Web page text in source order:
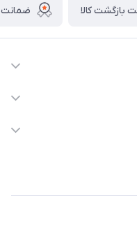
بازگشت کالا ضمانت